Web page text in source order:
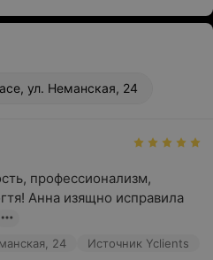
ул. Неманская, 24
профессионализм,
Анна изящно исправила
24 Источник Yclients